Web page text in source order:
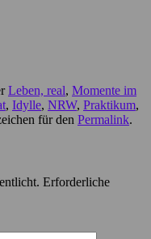
Leben, real, Momente im
, Idylle, NRW, Praktikum,
für den Permalink.
Erforderliche